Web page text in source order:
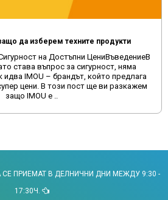
защо да изберем техните продукти
на Достъпни ЦениВъведениеВ
става въпрос за сигурност, няма
IMOU – брандът, който предлага
цени. В този пост ще ви разкажем
защо IMOU е ..
ПРИЕМАТ В ДЕЛНИЧНИ ДНИ МЕЖДУ 9:30 -
17:30Ч.